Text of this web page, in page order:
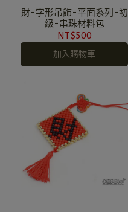
財-字形吊飾-平面系列-初
級-串珠材料包
NT$500
加入購物車